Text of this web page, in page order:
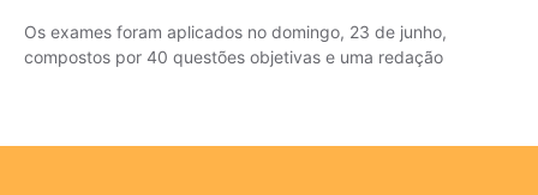
Os exames foram aplicados no domingo, 23 de junho,
compostos por 40 questões objetivas e uma redação